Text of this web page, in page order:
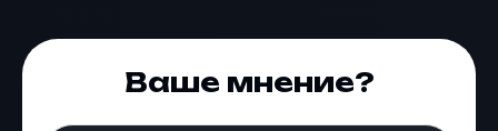
Ваше мнение?